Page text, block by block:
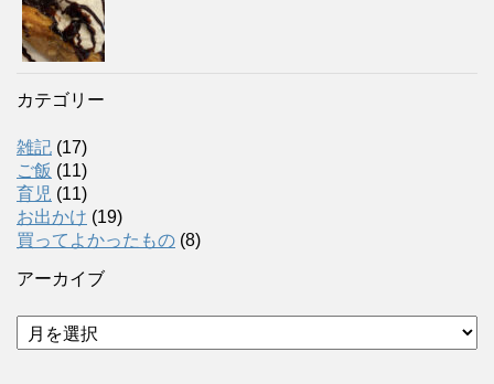
カテゴリー
雑記 (17)
ご飯 (11)
育児 (11)
お出かけ (19)
買ってよかったもの (8)
アーカイブ
ア
ー